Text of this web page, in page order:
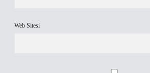
Web Sitesi